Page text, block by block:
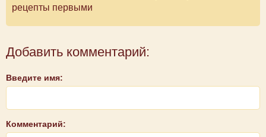
рецепты первыми
Добавить комментарий:
Введите имя:
Комментарий: